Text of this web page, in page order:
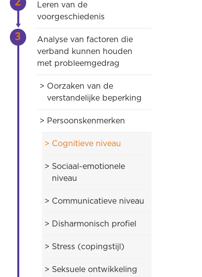
Leren van de
voorgeschiedenis
Analyse van factoren die
verband kunnen houden
met probleemgedrag
Oorzaken van de
verstandelijke beperking
Persoonskenmerken
Cognitieve niveau
Sociaal-emotionele
niveau
Communicatieve niveau
Disharmonisch profiel
Stress (copingstijl)
Seksuele ontwikkeling